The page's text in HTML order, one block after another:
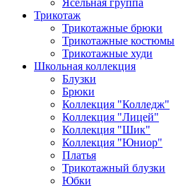
Ясельная группа
Трикотаж
Трикотажные брюки
Трикотажные костюмы
Трикотажные худи
Школьная коллекция
Блузки
Брюки
Коллекция "Колледж"
Коллекция "Лицей"
Коллекция "Шик"
Коллекция "Юниор"
Платья
Трикотажный блузки
Юбки